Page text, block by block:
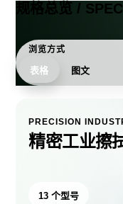
规格总览 /
浏览方式
表格 图文
PRECISION
精密工业擦
13 个型号